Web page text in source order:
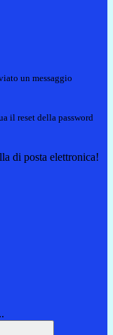
un messaggio
il reset della password
di posta elettronica!